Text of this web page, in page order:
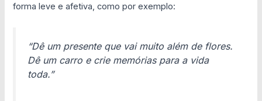
forma leve e afetiva, como por exemplo:
“Dê um presente que vai muito além de flores.
Dê um carro e crie memórias para a vida
toda.”